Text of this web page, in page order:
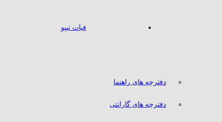
فیات تیپو
دفترچه های راهنما
دفترچه های گارانتی